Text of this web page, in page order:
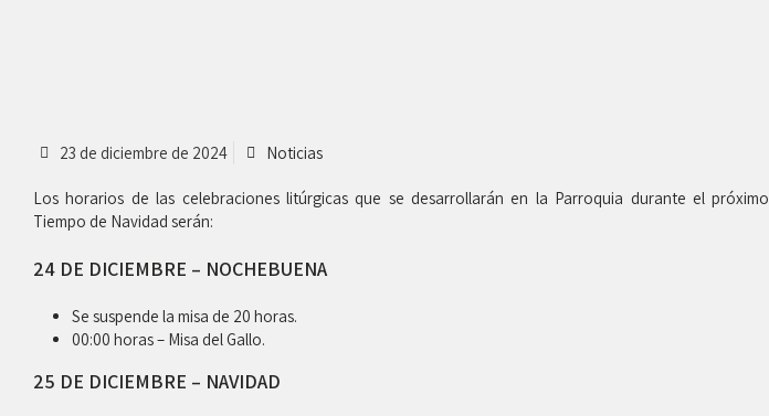
23 de diciembre de 2024 Noticias
Los horarios de las celebraciones litúrgicas que se desarrollarán en la Parroquia durante el próximo
Tiempo de Navidad serán:
24 DE DICIEMBRE – NOCHEBUENA
Se suspende la misa de 20 horas.
00:00 horas – Misa del Gallo.
25 DE DICIEMBRE – NAVIDAD